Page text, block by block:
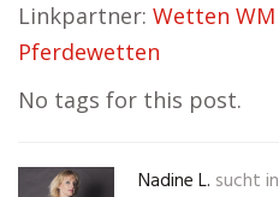
Linkpartner: Wetten
Pferdewetten
No tags for this post.
Nadine L. sucht in